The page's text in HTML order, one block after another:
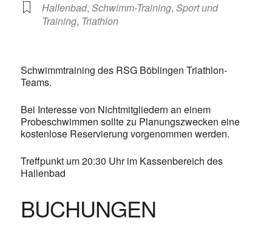
Hallenbad, Schwimm-Training, Sport und
Training, Triathlon
Schwimmtraining des RSG Böblingen Triathlon-
Teams.
Bei Interesse von Nichtmitgliedern an einem
Probeschwimmen sollte zu Planungszwecken eine
kostenlose Reservierung vorgenommen werden.
Treffpunkt um 20:30 Uhr im Kassenbereich des
Hallenbad
BUCHUNGEN